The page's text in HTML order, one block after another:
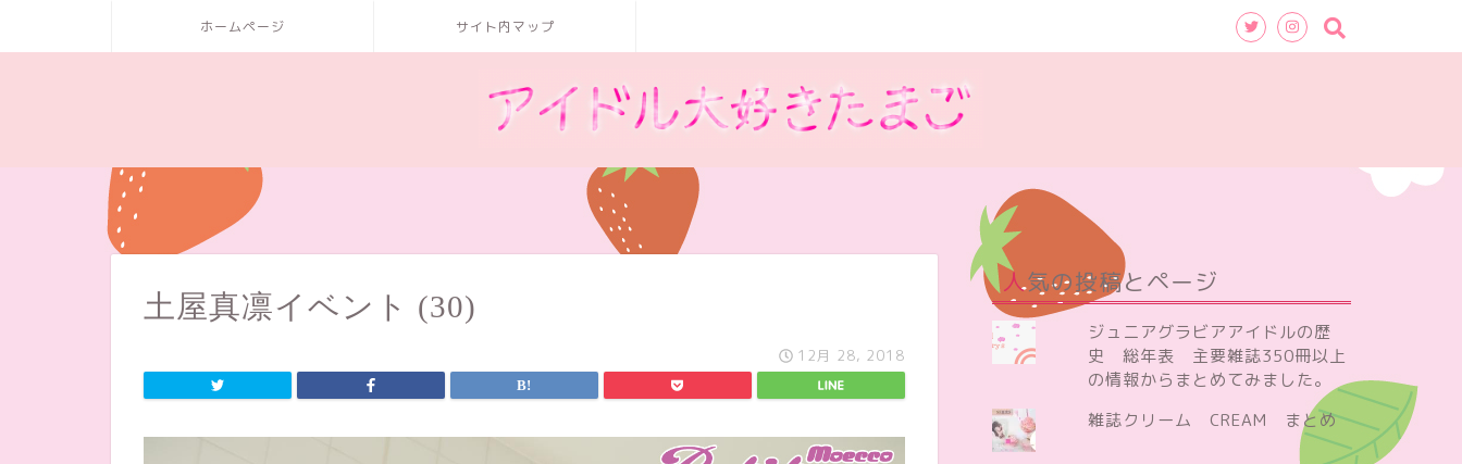
ホームページ サイト内マップ
土屋真凛イベント (30)
12月 28, 2018
人気の投稿とページ
ジュニアグラビアアイドルの歴
史 総年表 主要雑誌350冊以上
の情報からまとめてみました。
雑誌クリーム CREAM まとめ